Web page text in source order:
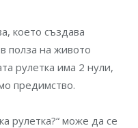
което създава
полза на живото
рулетка има 2 нули,
предимство.
рулетка?“ може да се